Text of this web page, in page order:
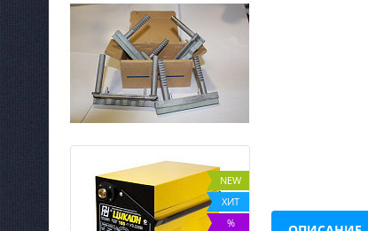
NEW
ХИТ
%